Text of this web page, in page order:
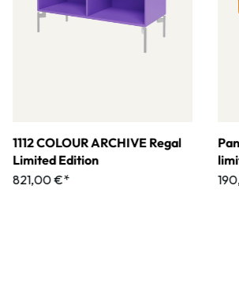
1112 COLOUR ARCHIVE Regal
Limited Edition
821,00 €*